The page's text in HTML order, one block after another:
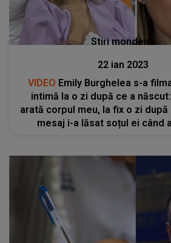
Stiri mondene
22 ian 2023
VIDEO Emily Burghelea s-a
intimă la o zi după ce a
arată corpul meu, la fix o zi după
mesaj i-a lăsat soțul ei când